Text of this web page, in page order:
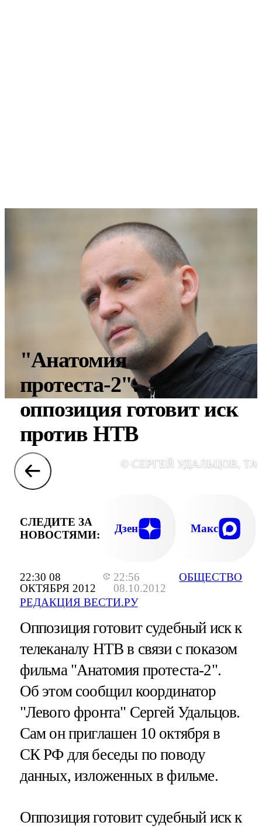
22:30 08
ОКТЯБРЯ 2012
22:56
08.10.2012
РЕДАКЦИЯ ВЕСТИ.РУ
ОБЩЕСТВО
"Анатомия
протеста-2":
оппозиция готовит иск
против НТВ
© СЕРГЕЙ УДАЛЬЦОВ,
СЛЕДИТЕ ЗА
НОВОСТЯМИ:
Дзен Макс
Оппозиция готовит судебный иск к
телеканалу НТВ в связи с показом
фильма "Анатомия протеста-2".
Об этом сообщил координатор
"Левого фронта" Сергей Удальцов.
Сам он приглашен 10 октября в
СК РФ для беседы по поводу
данных, изложенных в фильме.
Оппозиция готовит судебный иск к